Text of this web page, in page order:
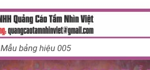
Mẫu bảng hiệu 005